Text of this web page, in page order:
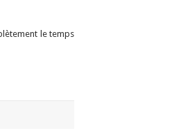
le temps